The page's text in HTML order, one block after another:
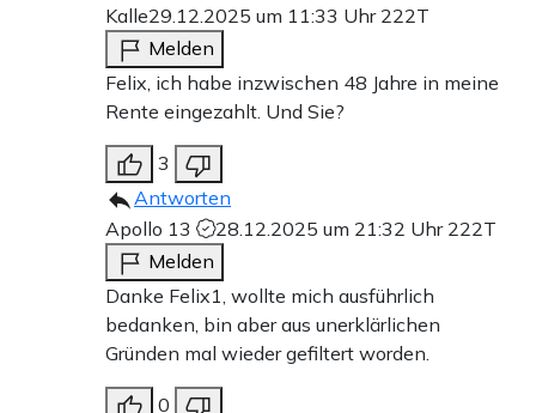
Kalle29.12.2025 um 11:33 Uhr 222T
Melden
Felix, ich habe inzwischen 48 Jahre in meine
Rente eingezahlt. Und Sie?
3
Antworten
Apollo 13
28.12.2025 um 21:32 Uhr 222T
Melden
Danke Felix1, wollte mich ausführlich
bedanken, bin aber aus unerklärlichen
Gründen mal wieder gefiltert worden.
0